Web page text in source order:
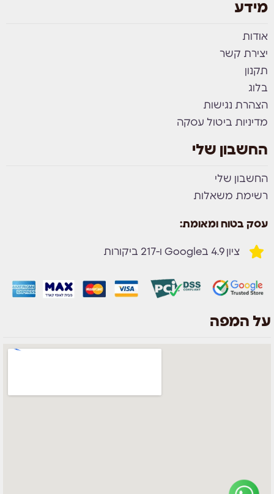
מידע
אודות
יצירת קשר
תקנון
בלוג
הצהרת נגישות
מדיניות ביטול עסקה
החשבון שלי
החשבון שלי
רשימת משאלות
עסק בטוח ומאומת:
ציון 4.9 בGoogle ו-217 ביקורות
על המפה